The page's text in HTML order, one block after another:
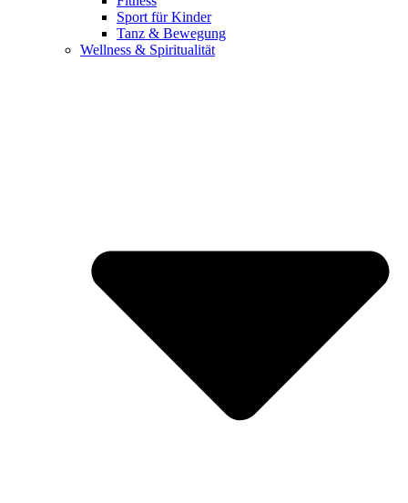
Sport für Kinder
Tanz & Bewegung
Wellness & Spiritualität